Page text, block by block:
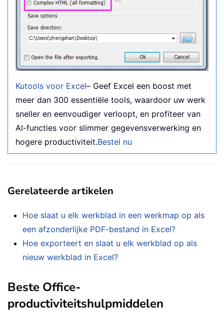
Kutools voor Excel– Geef Excel een boost met
meer dan 300 essentiële tools, waardoor uw werk
sneller en eenvoudiger verloopt, en profiteer van
AI-functies voor slimmer gegevensverwerking en
hogere productiviteit.Bestel nu
Gerelateerde artikelen
Hoe slaat u elk werkblad in een werkmap op als
een afzonderlijke PDF-bestand in Excel?
Hoe exporteert en slaat u elk werkblad op als
nieuw werkblad in Excel?
Beste Office-
productiviteitshulpmiddelen